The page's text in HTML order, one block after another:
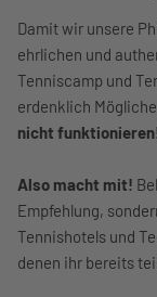
Damit wir unsere
ehrlichen und
Tenniscamp und
erdenklich
nicht
Also macht mit!
Empfehlung,
Tennishotels und
denen ihr bereits